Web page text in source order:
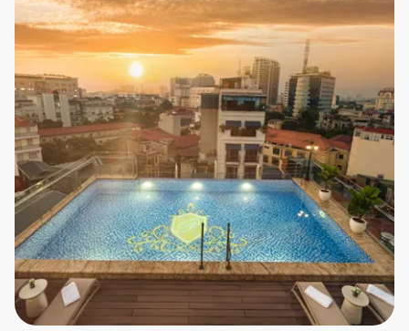
Reisekalender
Informasjon
Min reise